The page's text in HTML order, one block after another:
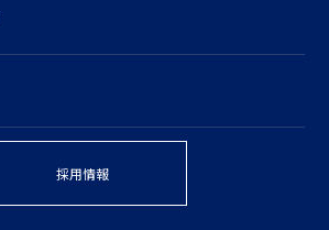
採用情報